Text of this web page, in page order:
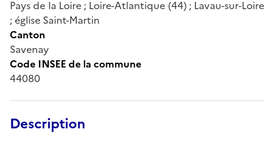
Pays de la Loire ; Loire-Atlantique (44) ; Lavau-sur-Loire
; église Saint-Martin
Canton
Savenay
Code INSEE de la commune
44080
Description